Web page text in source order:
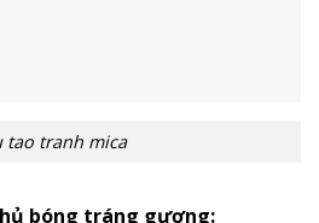
tao tranh mica
bóng tráng gương: